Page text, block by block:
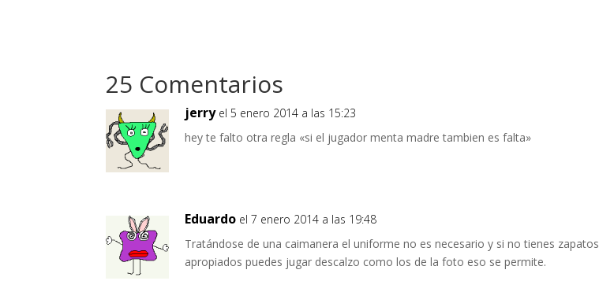
25 Comentarios
jerry el 5 enero 2014 a las 15:23
hey te falto otra regla «si el jugador menta madre tambien es falta»
Eduardo el 7 enero 2014 a las 19:48
Tratándose de una caimanera el uniforme no es necesario y si no tienes zapatos
apropiados puedes jugar descalzo como los de la foto eso se permite.